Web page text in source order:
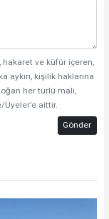
hakaret ve küfür içeren,
aykırı, kişilik haklarına
her türlü mali,
aittir.
Gönder